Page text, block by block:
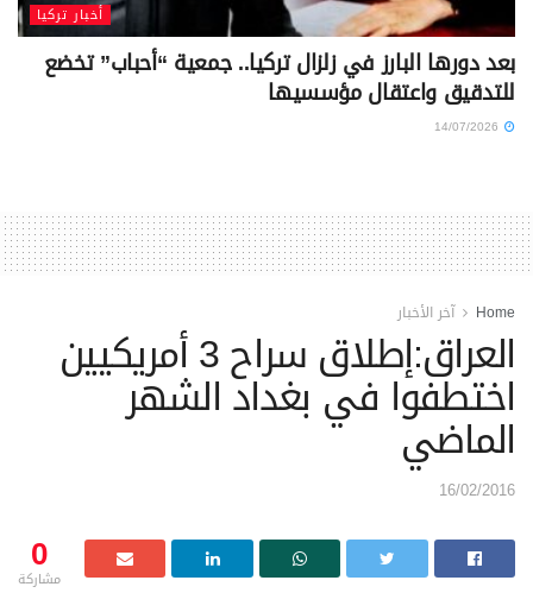
أخبار تركيا
بعد دورها البارز في زلزال تركيا.. جمعية “أحباب” تخضع
للتدقيق واعتقال مؤسسيها
Home آخر الأخبار
العراق:إطلاق سراح 3 أمريكيين
اختطفوا في بغداد الشهر
الماضي
16/02/2016
0
مشاركة